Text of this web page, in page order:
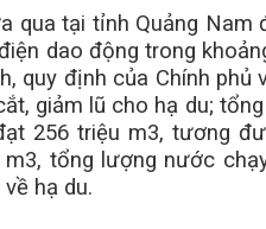
tại tỉnh Quảng
dao động trong
định của Chính
giảm lũ cho hạ du;
256 triệu m3, tương
tổng lượng nước
hạ du.